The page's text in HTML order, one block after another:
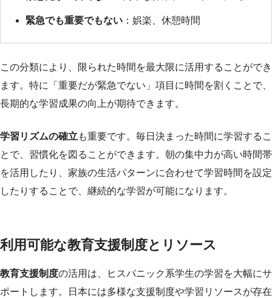
緊急でも重要でもない ：娯楽、休憩時間
この分類により、限られた時間を最大限に活用することができ
ます。特に「重要だが緊急でない」項目に時間を割くことで、
長期的な学習成果の向上が期待できます。
学習リズムの確立 も重要です。毎日決まった時間に学習するこ
とで、習慣化を図ることができます。朝の集中力が高い時間帯
を活用したり、家族の生活パターンに合わせて学習時間を設定
したりすることで、継続的な学習が可能になります。
利用可能な教育支援制度とリソース
教育支援制度の活用は、ヒスパニック系学生の学習を大幅にサ
ポートします。日本には多様な支援制度や学習リソースが存在